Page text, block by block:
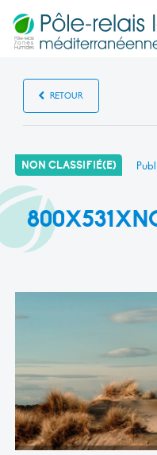
RETOUR
NON CLASSIFIÉ(E)